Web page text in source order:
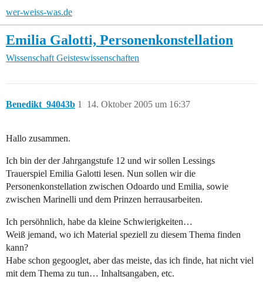
wer-weiss-was.de
Emilia Galotti, Personenkonstellation
Wissenschaft Geisteswissenschaften
Benedikt_94043b 14. Oktober 2005 um 16:37
1
Hallo zusammen.
Ich bin der der Jahrgangstufe 12 und wir sollen Lessings
Trauerspiel Emilia Galotti lesen. Nun sollen wir die
Personenkonstellation zwischen Odoardo und Emilia, sowie
zwischen Marinelli und dem Prinzen herrausarbeiten.
Ich persöhnlich, habe da kleine Schwierigkeiten…
Weiß jemand, wo ich Material speziell zu diesem Thema finden
kann?
Habe schon gegooglet, aber das meiste, das ich finde, hat nicht viel
mit dem Thema zu tun… Inhaltsangaben, etc.